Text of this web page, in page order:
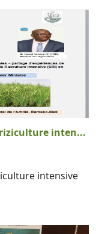
inten...
intensive